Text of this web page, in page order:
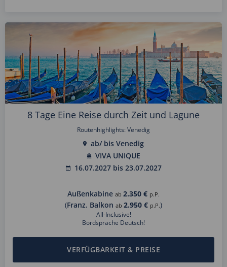
8 Tage Eine Reise durch Zeit und Lagune
Routenhighlights: Venedig
ab/ bis Venedig
VIVA UNIQUE
16.07.2027 bis 23.07.2027
Außenkabine ab2.350 € p.P.
(Franz. Balkon ab2.950 € p.P.)
All-Inclusive!
Bordsprache Deutsch!
VERFÜGBARKEIT & PREISE